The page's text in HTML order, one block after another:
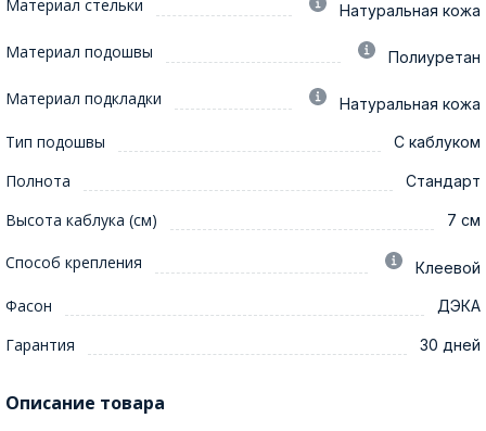
Материал стельки Натуральная кожа
Материал подошвы Полиуретан
Материал подкладки Натуральная кожа
Тип подошвы С каблуком
Полнота Стандарт
Высота каблука (см) 7 см
Способ крепления Клеевой
Фасон ДЭКА
Гарантия 30 дней
Описание товара